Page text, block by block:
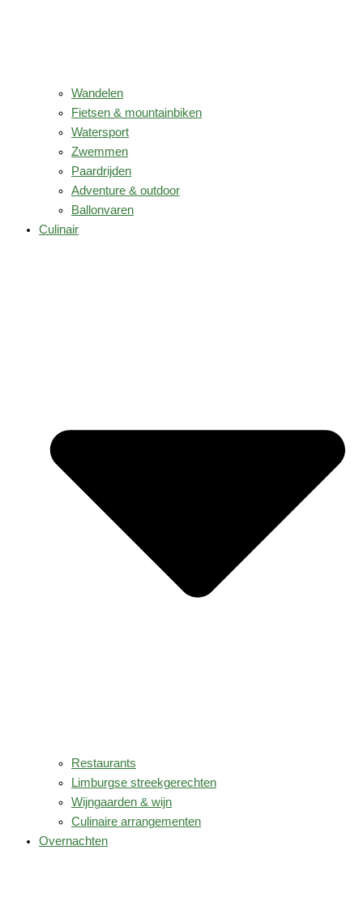
Wandelen
Fietsen & mountainbiken
Watersport
Zwemmen
Paardrijden
Adventure & outdoor
Ballonvaren
Culinair
Restaurants
Limburgse streekgerechten
Wijngaarden & wijn
Culinaire arrangementen
Overnachten